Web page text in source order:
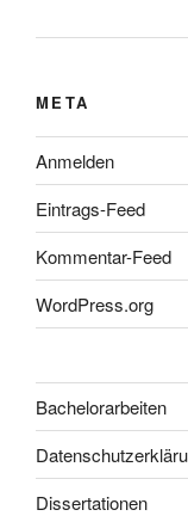
META
Anmelden
Eintrags-Feed
Kommentar-Feed
WordPress.org
Bachelorarbeiten
Dissertationen